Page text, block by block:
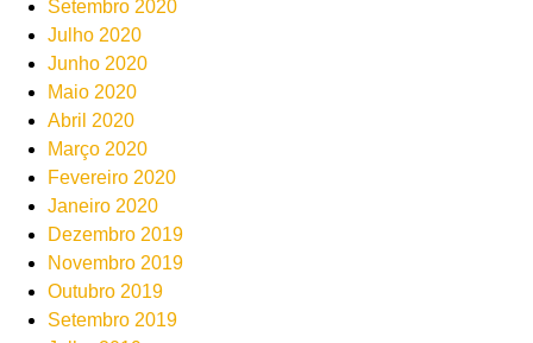
Setembro 2020
Julho 2020
Junho 2020
Maio 2020
Abril 2020
Março 2020
Fevereiro 2020
Janeiro 2020
Dezembro 2019
Novembro 2019
Outubro 2019
Setembro 2019